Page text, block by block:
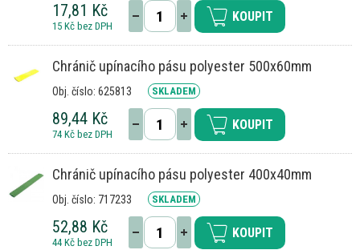
17,81 Kč
15 Kč bez DPH
KOUPIT
Chránič upínacího pásu polyester 500x60mm
Obj. číslo: 625813 SKLADEM
89,44 Kč
74 Kč bez DPH
KOUPIT
Chránič upínacího pásu polyester 400x40mm
Obj. číslo: 717233 SKLADEM
52,88 Kč
44 Kč bez DPH
KOUPIT